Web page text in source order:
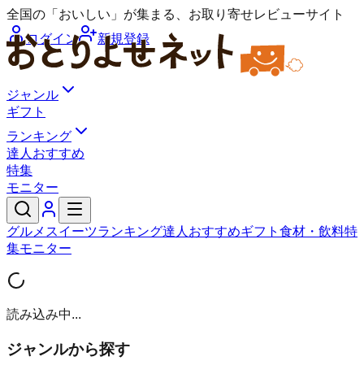
全国の「おいしい」が集まる、お取り寄せレビューサイト
ログイン
新規登録
ジャンル
ギフト
ランキング
達人おすすめ
特集
モニター
グルメ スイーツランキング達人おすすめギフト 食材・飲料特
集モニター
読み込み中...
ジャンルから探す